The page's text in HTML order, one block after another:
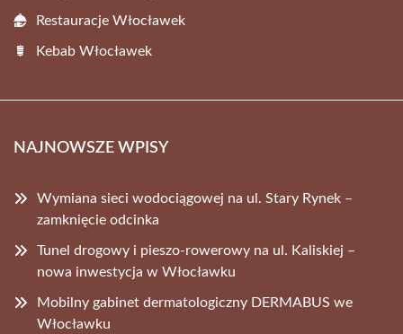
Restauracje Włocławek
Kebab Włocławek
NAJNOWSZE WPISY
Wymiana sieci wodociągowej na ul. Stary Rynek –
zamknięcie odcinka
Tunel drogowy i pieszo-rowerowy na ul. Kaliskiej –
nowa inwestycja w Włocławku
Mobilny gabinet dermatologiczny DERMABUS we
Włocławku